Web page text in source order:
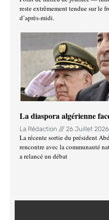
reste extrêmement tendue sur le
d’après-midi.
La diaspora algérienne
La Rédaction 26 Juillet 2026
La récente sortie du président
rencontre avec la communauté
a relancé un débat